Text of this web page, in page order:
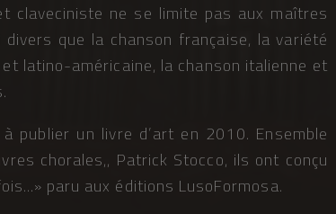
claveciniste ne se limite pas aux maîtres
que la chanson française, la variété
latino-américaine, la chanson italienne et
publier un livre d’art en 2010. Ensemble
chorales,, Patrick Stocco, ils ont conçu
paru aux éditions LusoFormosa.